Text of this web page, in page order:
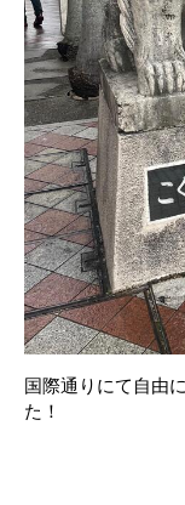
国際通りにて自由
た！